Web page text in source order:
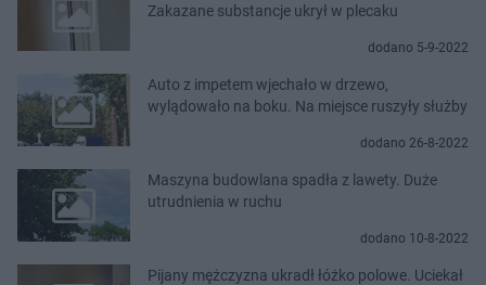
Zakazane substancje ukrył w plecaku
dodano 5-9-2022
Auto z impetem wjechało w drzewo,
wylądowało na boku. Na miejsce ruszyły służby
dodano 26-8-2022
Maszyna budowlana spadła z lawety. Duże
utrudnienia w ruchu
dodano 10-8-2022
Pijany mężczyzna ukradł łóżko polowe. Uciekał